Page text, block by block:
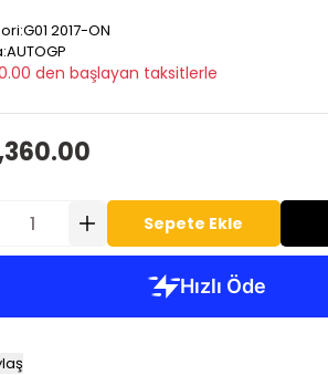
:G01 2017-ON
:AUTOGP
den başlayan taksitlerle
Sepete Ekle